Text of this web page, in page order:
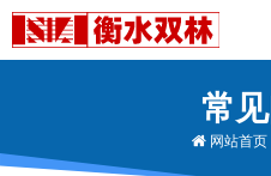
常
网站首页